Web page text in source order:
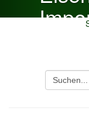
Gebühren
Artikel